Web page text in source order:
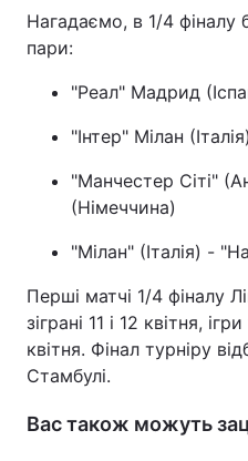
Нагадаємо, в 1/4 фіналу
пари:
"Реал" Мадрид
"Інтер" Мілан
"Манчестер Сіті"
(Німеччина)
"Мілан" (Італія) -
Перші матчі 1/4 фіналу
зіграні 11 і 12 квітня,
квітня. Фінал турніру
Стамбулі.
Вас також можуть